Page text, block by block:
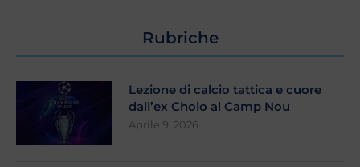
Rubriche
Lezione di calcio tattica e cuore
dall’ex Cholo al Camp Nou
Aprile 9, 2026